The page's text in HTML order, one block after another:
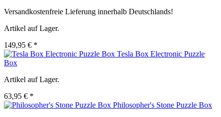
Versandkostenfreie Lieferung innerhalb Deutschlands!
Artikel auf Lager.
149,95 € *
Tesla Box Electronic Puzzle
Box
Artikel auf Lager.
63,95 € *
Philosopher's Stone Puzzle Box